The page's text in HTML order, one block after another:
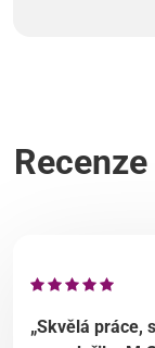
„Skvělá práce,